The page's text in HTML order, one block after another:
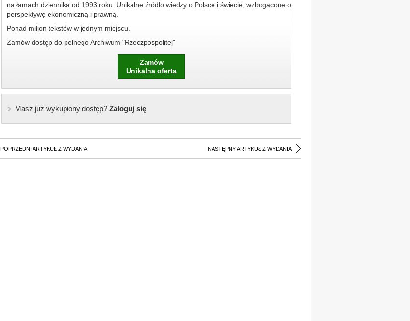
na łamach dziennika od 1993 roku. Unikalne źródło wiedzy o Polsce i świecie, wzbogacone o
perspektywę ekonomiczną i prawną.
Ponad milion tekstów w jednym miejscu.
Zamów dostęp do pełnego Archiwum "Rzeczpospolitej"
Zamów
Unikalna oferta
Masz już wykupiony dostęp?Zaloguj się
POPRZEDNI ARTYKUŁ Z WYDANIA NASTĘPNY ARTYKUŁ Z WYDANIA